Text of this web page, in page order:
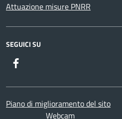
Attuazione misure PNRR
SEGUICI SU
Piano di miglioramento del sito
Webcam